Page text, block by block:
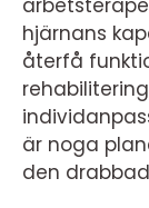
hjärnans
återfå
är noga
den